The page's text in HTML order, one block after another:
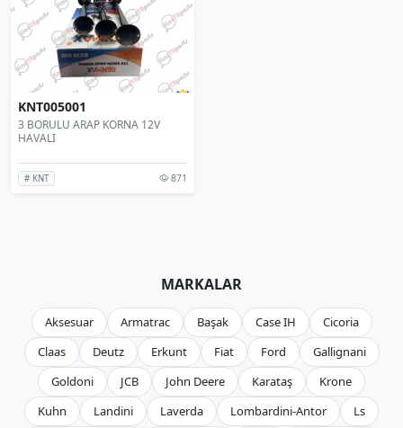
KNT005001
3 BORULU ARAP KORNA 12V
HAVALI
# KNT 871
MARKALAR
Aksesuar Armatrac Başak Case IH
Cicoria
Claas
Deutz Erkunt Fiat Ford
Gallignani
Goldoni
JCB John Deere Karataş
Krone
Kuhn
Landini Laverda Lombardini-Antor
Ls